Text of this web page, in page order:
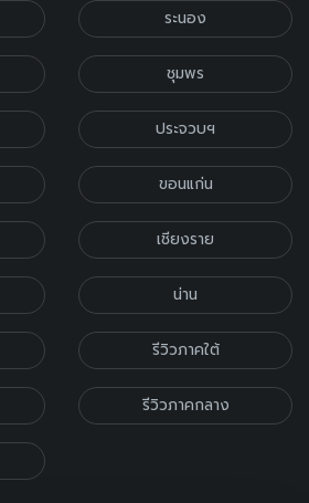
ระนอง
ชุมพร
ประจวบฯ
ขอนแก่น
เชียงราย
น่าน
รีวิวภาคใต้
รีวิวภาคกลาง